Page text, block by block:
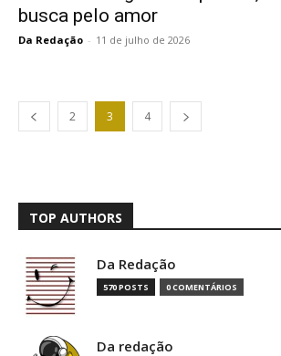
busca pelo amor
Da Redação - 11 de julho de 2026
2 3 4
TOP AUTHORS
Da Redação
570 POSTS 0 COMENTÁRIOS
Da redação